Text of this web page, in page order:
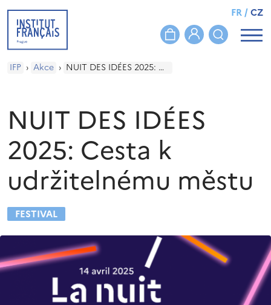
FR/CZ
IFP › Akce › NUIT DES IDÉES 2025: Cesta k udržitelnému městu
NUIT DES IDÉES
2025: Cesta k
udržitelnému městu
FESTIVAL